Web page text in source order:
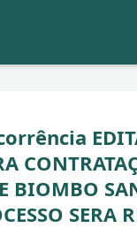
BIOMBO
SERA